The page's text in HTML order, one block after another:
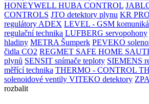
HONEYWELL HUBA CONTROL
CONTROLS JTO detektory plynu KR
regulátory ADEX LEVEL - GSM
regulační technika LUFBERG servopohony
hladiny METRA Šumperk PEVEKO
čidla CO2 REGMET SAFE HOME
plynů SENSIT snímače teploty SIEMENS
měřící technika THERMO - CONTROL
solenoidové ventily VITEKO detektory
rozbalit